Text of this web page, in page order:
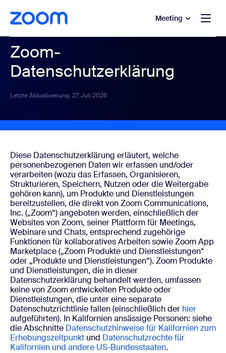
wechseln
Chat wechseln Meeting
Zoom-
Datenschutzerklärung
Letzte Aktualisierung: 27. Juli 2026
Diese Datenschutzerklärung erläutert, welche
personenbezogenen Daten wir erfassen und/oder
verarbeiten (wozu das Erfassen, Organisieren,
Strukturieren, Speichern, Nutzen oder die Weitergabe
gehören kann), um Produkte und Dienstleistungen
bereitzustellen, die direkt von Zoom Communications,
Inc. („Zoom“) angeboten werden, einschließlich der
Websites von Zoom, seiner Plattform für Meetings,
Webinare und Chats, entsprechend zugehörige
Funktionen für kollaboratives Arbeiten sowie Zoom App
Marketplace („Zoom Produkte und Dienstleistungen“
oder „Produkte und Dienstleistungen“). Zoom Produkte
und Dienstleistungen, die in dieser
Datenschutzerklärung behandelt werden, umfassen
keine von Zoom entwickelten Produkte oder
Dienstleistungen, die unter eine separate
Datenschutzrichtlinie fallen (einschließlich der hier
aufgeführten). In Kalifornien ansässige Personen: siehe
die Abschnitte Datenschutzhinweise für Kalifornien zum
Erhebungszeitpunkt und Datenschutzrechte für
Kalifornien und andere US-Bundesstaaten.